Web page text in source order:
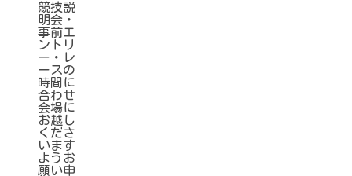
競技説
明会・
事前エ
ントリ
ー・レ
ースの
時間に
合わせ
会場に
お越し
くださ
います
ようお
願い申